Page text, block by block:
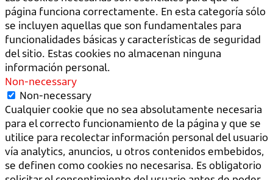
página funciona correctamente. En esta categoría sólo
se incluyen aquellas que son fundamentales para
funcionalidades básicas y características de seguridad
del sitio. Estas cookies no almacenan ninguna
información personal.
Non-necessary
Non-necessary
Cualquier cookie que no sea absolutamente necesaria
para el correcto funcionamiento de la página y que se
utilice para recolectar información personal del usuario
vía analytics, anuncios, u otros contenidos embebidos,
se definen como cookies no necesarisa. Es obligatorio